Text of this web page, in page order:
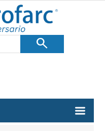
search